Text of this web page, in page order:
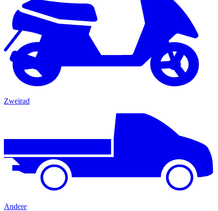
Zweirad
Andere